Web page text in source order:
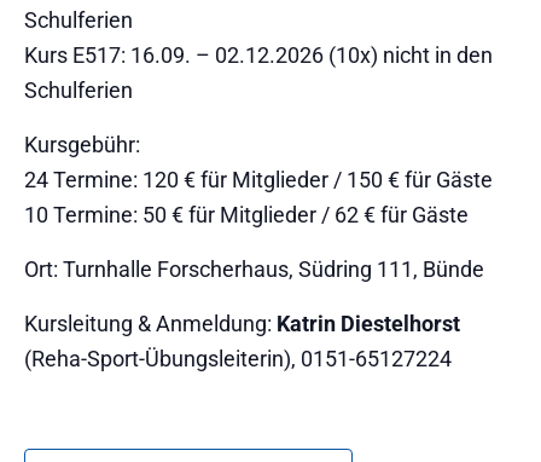
Schulferien
Kurs E517: 16.09. – 02.12.2026 (10x) nicht in den
Schulferien
Kursgebühr:
24 Termine: 120 € für Mitglieder / 150 € für Gäste
10 Termine: 50 € für Mitglieder / 62 € für Gäste
Ort: Turnhalle Forscherhaus, Südring 111, Bünde
Kursleitung & Anmeldung: Katrin Diestelhorst
(Reha-Sport-Übungsleiterin), 0151-65127224